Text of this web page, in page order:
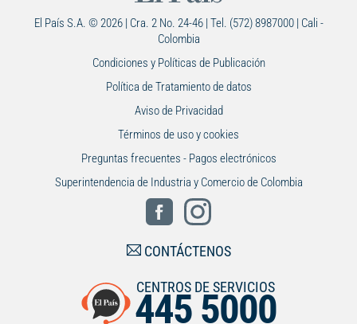
El País S.A. © 2026 | Cra. 2 No. 24-46 | Tel. (572) 8987000 | Cali -
Colombia
Condiciones y Políticas de Publicación
Política de Tratamiento de datos
Aviso de Privacidad
Términos de uso y cookies
Preguntas frecuentes - Pagos electrónicos
Superintendencia de Industria y Comercio de Colombia
CONTÁCTENOS
CENTROS DE SERVICIOS
445 5000